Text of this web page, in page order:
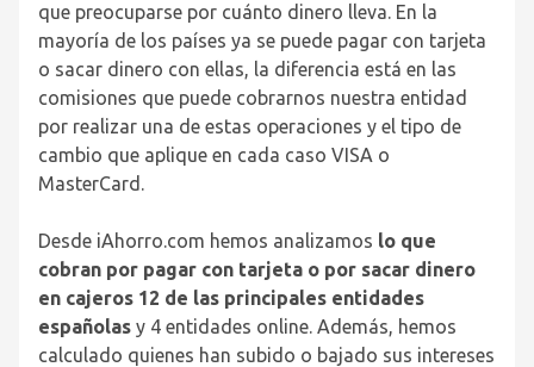
que preocuparse por cuánto dinero lleva. En la
mayoría de los países ya se puede pagar con tarjeta
o sacar dinero con ellas, la diferencia está en las
comisiones que puede cobrarnos nuestra entidad
por realizar una de estas operaciones y el tipo de
cambio que aplique en cada caso VISA o
MasterCard.
Desde iAhorro.com hemos analizamos lo que
cobran por pagar con tarjeta o por sacar dinero
en cajeros 12 de las principales entidades
españolas y 4 entidades online. Además, hemos
calculado quienes han subido o bajado sus intereses